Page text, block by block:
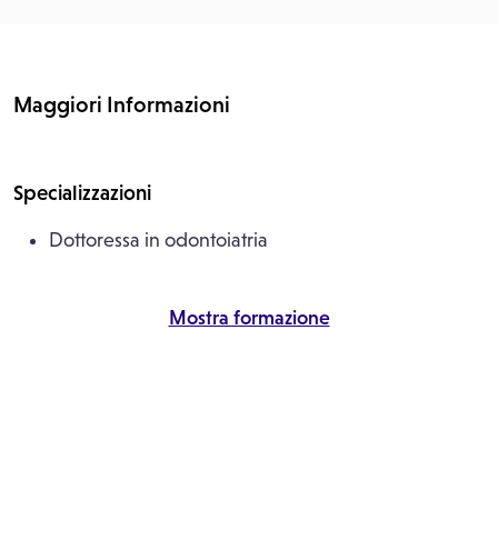
Maggiori Informazioni
Specializzazioni
Dottoressa in odontoiatria
Mostra formazione